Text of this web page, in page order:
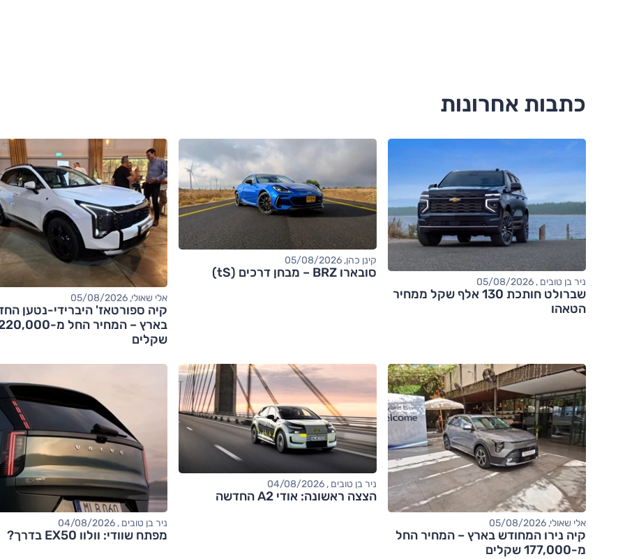
כתבות אחרונות
ניר בן טובים , 05/08/2026
שברולט חותכת 130 אלף שקל ממחיר
הטאהו
קינן כהן, 05/08/2026
סובארו BRZ – מבחן דרכים (tS)
אלי שאולי, 05/08/2026
קיה ספורטאז' היברידי-נטען
בארץ – המחיר החל מ-
שקלים
אלי שאולי, 05/08/2026
קיה נירו המחודש בארץ – המחיר החל
מ-177,000 שקלים
ניר בן טובים , 04/08/2026
הצצה ראשונה: אודי A2 החדשה
ניר בן טובים , 04/08/2026
מפתח שוודי: וולוו EX50 בדרך?